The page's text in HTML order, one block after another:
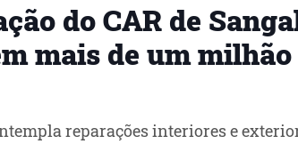
do CAR de
mais de um milhão
reparações interiores e